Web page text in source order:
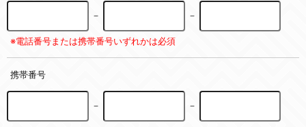
－ －
※電話番号または携帯番号いずれかは必須
携帯番号
－ －